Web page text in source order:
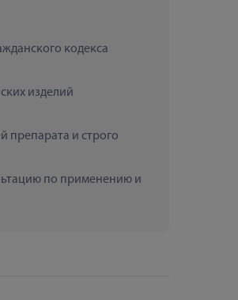
кодекса
изделий
препарата и строго
по применению и